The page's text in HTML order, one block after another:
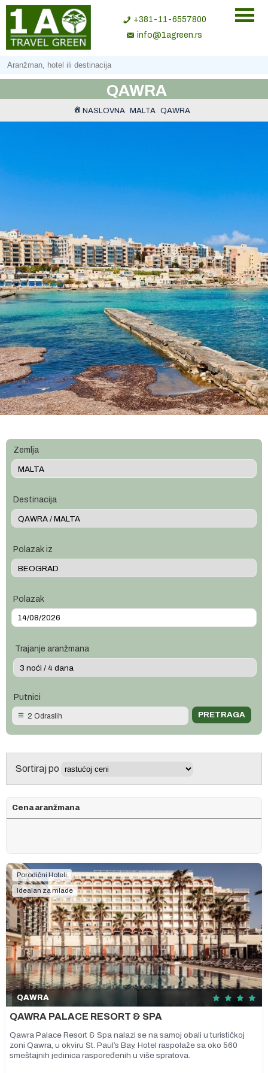
+381-11-6557800
info@1agreen.rs
QAWRA
NASLOVNA MALTA QAWRA
Zemlja
Destinacija
Polazak iz
Polazak
Trajanje aranžmana
Putnici
2 Odraslih
Sortiraj po
Cena aranžmana
Porodični Hoteli
Idealan za mlade
QAWRA
QAWRA PALACE RESORT & SPA
Qawra Palace Resort & Spa nalazi se na samoj obali u turističkoj
zoni Qawra, u okviru St. Paul’s Bay. Hotel raspolaže sa oko 560
smeštajnih jedinica raspoređenih u više spratova.